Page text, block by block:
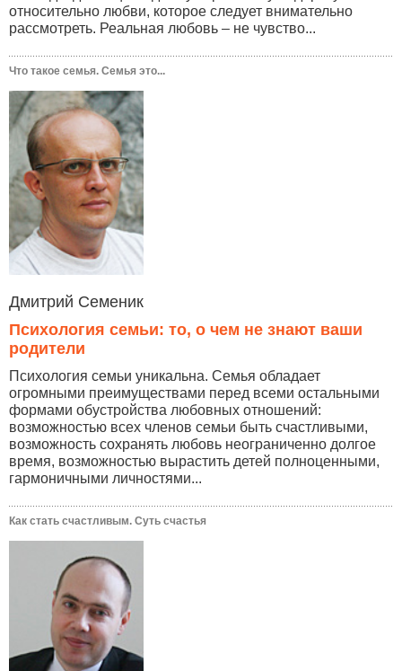
относительно любви, которое следует внимательно
рассмотреть. Реальная любовь – не чувство...
Что такое семья. Семья это...
Дмитрий Семеник
Психология семьи: то, о чем не знают ваши
родители
Психология семьи уникальна. Семья обладает
огромными преимуществами перед всеми остальными
формами обустройства любовных отношений:
возможностью всех членов семьи быть счастливыми,
возможность сохранять любовь неограниченно долгое
время, возможностью вырастить детей полноценными,
гармоничными личностями...
Как стать счастливым. Суть счастья